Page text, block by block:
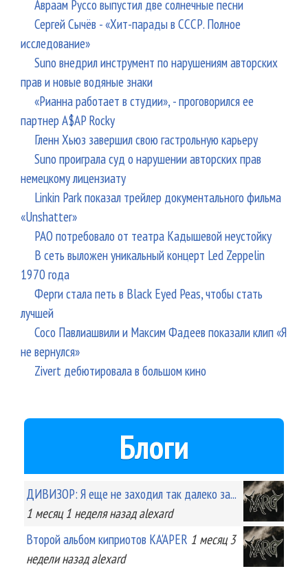
Авраам Руссо выпустил две солнечные песни
Сергей Сычёв - «Хит-парады в СССР. Полное
исследование»
Suno внедрил инструмент по нарушениям авторских
прав и новые водяные знаки
«Рианна работает в студии», - проговорился ее
партнер A$AP Rocky
Гленн Хьюз завершил свою гастрольную карьеру
Suno проиграла суд о нарушении авторских прав
немецкому лицензиату
Linkin Park показал трейлер документального фильма
«Unshatter»
РАО потребовало от театра Кадышевой неустойку
В сеть выложен уникальный концерт Led Zeppelin
1970 года
Ферги стала петь в Black Eyed Peas, чтобы стать
лучшей
Сосо Павлиашвили и Максим Фадеев показали клип «Я
не вернулся»
Zivert дебютировала в большом кино
Блоги
ДИВИЗОР: Я еще не заходил так далеко за...
1 месяц 1 неделяназад alexard
Второй альбом киприотов KA'APER 1 месяц 3
неделиназад alexard